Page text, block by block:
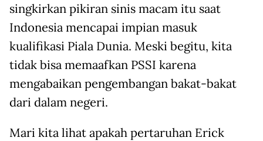
singkirkan pikiran sinis macam itu saat
Indonesia mencapai impian masuk
kualifikasi Piala Dunia. Meski begitu, kita
tidak bisa memaafkan PSSI karena
mengabaikan pengembangan bakat-bakat
dari dalam negeri.
Mari kita lihat apakah pertaruhan Erick